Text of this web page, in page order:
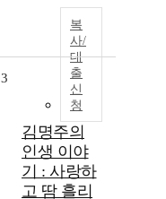
복
사/
대
출
신
청
3
김명주의
인생 이야
기 : 사랑하
고 땀 흘리